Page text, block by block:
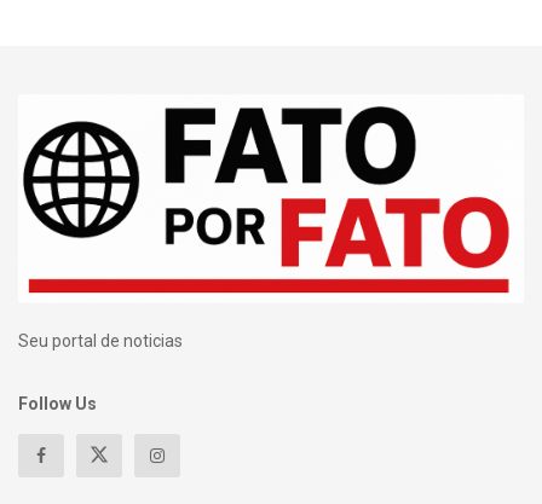
Seu portal de noticias
Follow Us